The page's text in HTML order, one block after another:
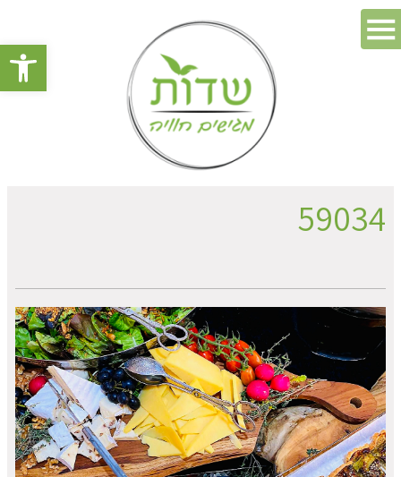
פתח
59034